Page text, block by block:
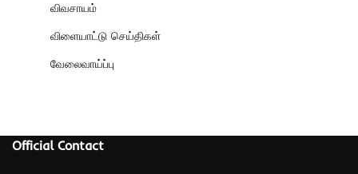
விவசாயம்
விளையாட்டு செய்திகள்
வேலைவாய்ப்பு
Official Contact